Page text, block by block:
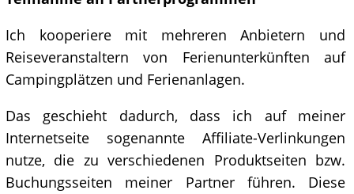
Ich kooperiere mit mehreren Anbietern und
Reiseveranstaltern von Ferienunterkünften auf
Campingplätzen und Ferienanlagen.
Das geschieht dadurch, dass ich auf meiner
Internetseite sogenannte Affiliate-Verlinkungen
nutze, die zu verschiedenen Produktseiten bzw.
Buchungsseiten meiner Partner führen. Diese